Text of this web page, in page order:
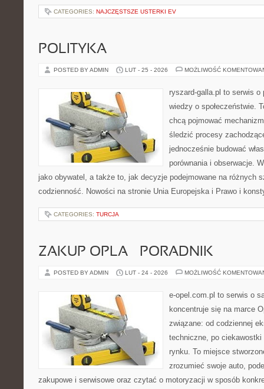
CATEGORIES: NAJCZĘSTSZE USTERKI EV
POLITYKA
POSTED BY ADMIN LUT - 25 - 2026 MOŻLIWOŚĆ
ryszard-galla.pl to serwis
wiedzy o społeczeństwie.
chcą pojmować
śledzić procesy
jednocześnie budować
porównania i obserwacje.
jako obywatel, a także to, jak decyzje podejmowane na różnych
codzienność. Nowości na stronie Unia Europejska i Prawo i
CATEGORIES: TURCJA
ZAKUP OPLA – PORADNIK
POSTED BY ADMIN LUT - 24 - 2026 MOŻLIWOŚĆ
e-opel.com.pl to serwis o
koncentruje się na marce
związane: od codziennej
techniczne, po
rynku. To miejsce
zrozumieć swoje auto,
zakupowe i serwisowe oraz czytać o motoryzacji w sposób